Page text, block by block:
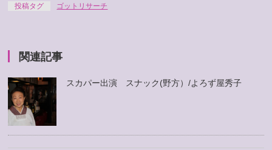
投稿タグ ゴットリサーチ
関連記事
スカパー出演 スナック(野方）/よろず屋秀子